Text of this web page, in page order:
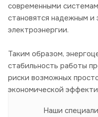
современными
становятся надежным
электроэнергии.
Таким образом,
стабильность работы
риски возможных
экономической
Наши